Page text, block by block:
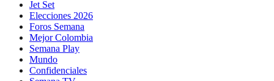
Jet Set
Elecciones 2026
Foros Semana
Mejor Colombia
Semana Play
Mundo
Confidenciales